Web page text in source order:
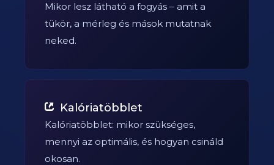
Mikor lesz látható a fogyás – amit a
tükör, a mérleg és mások mutatnak
neked.
Kalóriatöbblet
Kalóriatöbblet: mikor szükséges,
mennyi az optimális, és hogyan csináld
okosan.